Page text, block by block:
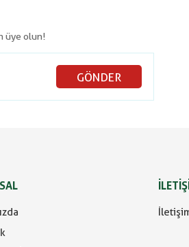
üye olun!
GÖNDER